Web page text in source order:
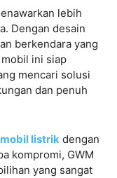
lebih
Dengan desain
berkendara yang
ini siap
mencari solusi
dan penuh
mobil listrik dengan
kompromi, GWM
yang sangat